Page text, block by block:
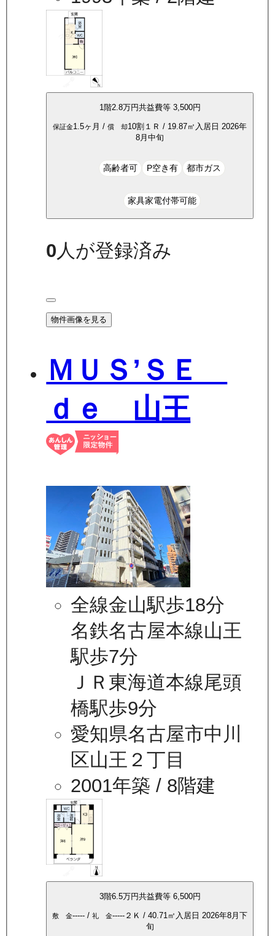
1階2.8万円共益費等 3,500円
保証金1.5ヶ月 / 償 却10割 １Ｒ / 19.87㎡ 入居日 2026年
8月中旬
高齢者可 P空き有 都市ガス
家具家電付帯可能
0人が登録済み
物件画像を見る
ＭＵＳ’ＳＥ
ｄｅ 山王
全線金山駅歩18分
名鉄名古屋本線山王
駅歩7分
ＪＲ東海道本線尾頭
橋駅歩9分
愛知県名古屋市中川
区山王２丁目
2001年築 / 8階建
3階6.5万円共益費等 6,500円
敷 金----- / 礼 金----- ２Ｋ / 40.71㎡ 入居日 2026年8月下
旬